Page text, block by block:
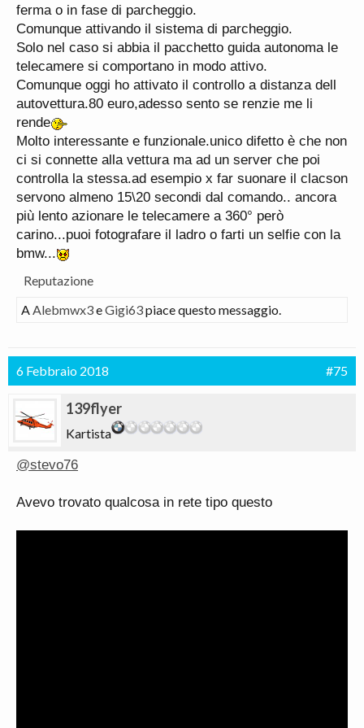
ferma o in fase di parcheggio.
Comunque attivando il sistema di parcheggio.
Solo nel caso si abbia il pacchetto guida autonoma le
telecamere si comportano in modo attivo.
Comunque oggi ho attivato il controllo a distanza dell
autovettura.80 euro,adesso sento se renzie me li
rende
Molto interessante e funzionale.unico difetto è che non
ci si connette alla vettura ma ad un server che poi
controlla la stessa.ad esempio x far suonare il clacson
servono almeno 15\20 secondi dal comando.. ancora
più lento azionare le telecamere a 360° però
carino...puoi fotografare il ladro o farti un selfie con la
bmw...
Reputazione
AAlebmwx3eGigi63piace questo messaggio.
6 Febbraio 2018 #75
139flyer
Kartista
@stevo76
Avevo trovato qualcosa in rete tipo questo